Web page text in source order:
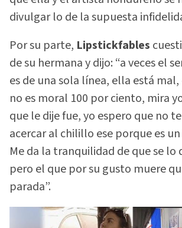
divulgar lo de la supuesta
Por su parte, Lipstickfables
de su hermana y dijo: “a veces el
es de una sola línea, ella está
no es moral 100 por ciento, mira
que le dije fue, yo espero que no
acercar al chilillo ese porque es
Me da la tranquilidad de que se
pero el que por su gusto muere
parada”.